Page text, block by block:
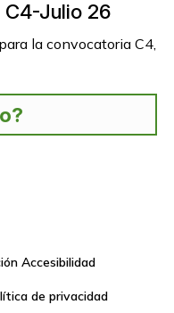
Julio 26
la convocatoria C4,
Accesibilidad
de privacidad